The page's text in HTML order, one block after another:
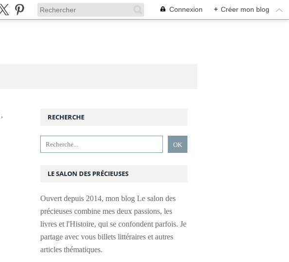
Connexion + Créer mon blog
, RECHERCHE
LE SALON DES PRÉCIEUSES
Ouvert depuis 2014, mon blog Le salon des
précieuses combine mes deux passions, les
livres et l'Histoire, qui se confondent parfois. Je
partage avec vous billets littéraires et autres
articles thématiques.